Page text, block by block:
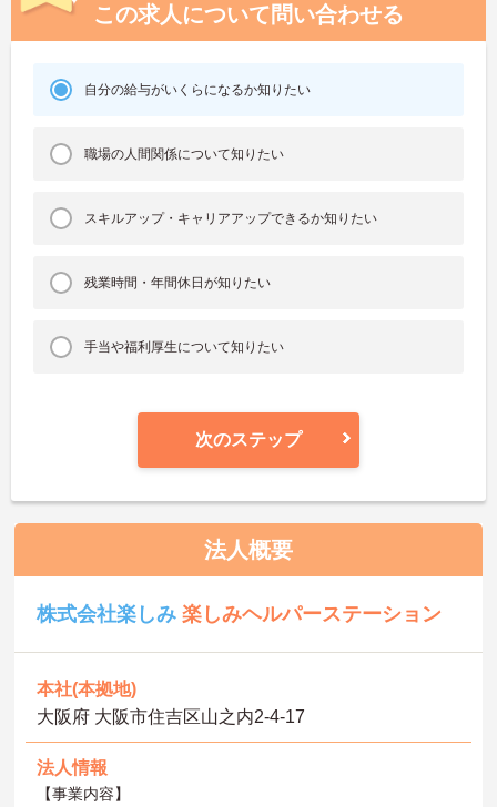
この求人について問い合わせる
自分の給与がいくらになるか知りたい
職場の人間関係について知りたい
スキルアップ・キャリアアップできるか知りたい
残業時間・年間休日が知りたい
手当や福利厚生について知りたい
次のステップ
法人概要
株式会社楽しみ楽しみヘルパーステーション
本社(本拠地)
大阪府 大阪市住吉区山之内2-4-17
法人情報
【事業内容】